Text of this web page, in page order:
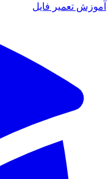
آموزش تعمیر فایل